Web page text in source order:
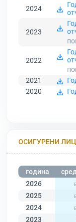
2024
2023
2022
2021
2020
ОСИГУРЕНИ
година
2026
2025
2024
2023